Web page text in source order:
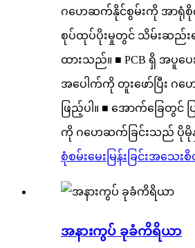
ဂဟေဆက်နိုင်စွမ်းကို အာရုံ
စုပ်ထုပ်ပိုးမှုတွင် သိမ်းဆည်း
ထားသည်။ ■ PCB ရှိ အပူပေ
အပေါက်ကို တူးဖော်ပြီး ဂ
ဖြည့်ပါ။ ■ အောက်ခြေတွင်
ကို ဂဟေဆက်ခြင်းသည် ပို
စုံစမ်းမေးမြန်းခြင်းအသေး
အနားကွပ် ခုခံကိရိယာ